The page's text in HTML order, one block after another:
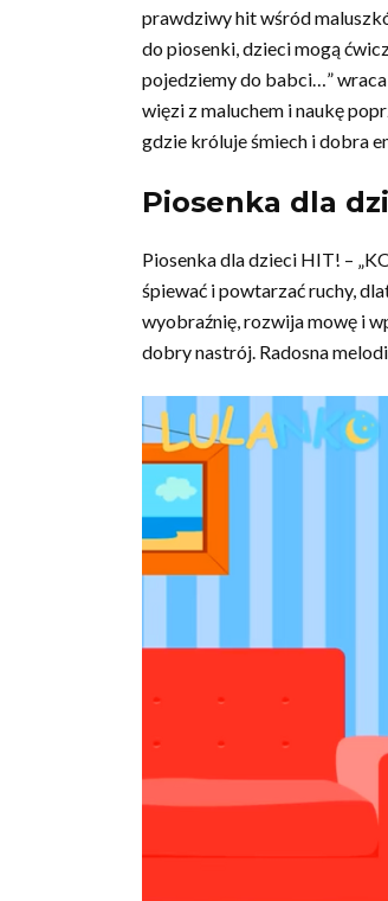
prawdziwy hit wśród
do piosenki, dzieci mogą
pojedziemy do babci…”
więzi z maluchem i naukę
gdzie króluje śmiech i dobra
Piosenka dla
Piosenka dla dzieci HIT! –
śpiewać i powtarzać ruchy,
wyobraźnię, rozwija mowę i
dobry nastrój. Radosna